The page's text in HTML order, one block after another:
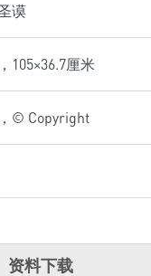
谟
105×36.7厘米
© Copyright
资料下载